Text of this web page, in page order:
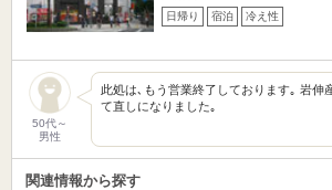
日帰り 宿泊 冷え性
50代～
男性
此処は､もう営業終了しております｡ 岩伸
て直しになりました｡
関連情報から探す